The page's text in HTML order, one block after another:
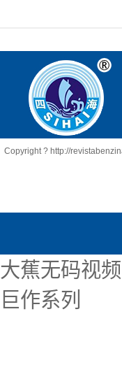
Copyright ? http://
大蕉无码视
巨作系列